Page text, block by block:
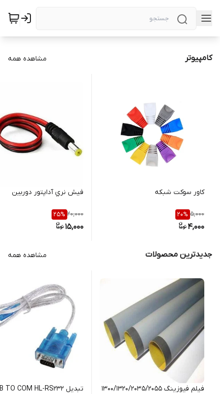
کامپیوتر مشاهده همه
کاور سوکت شبکه
5,000
20%
4,000
فيش نري آداپتور دوربین
20,000
25%
15,000
جدیدترین محصولات مشاهده همه
فيلم فيوزينگ 1300/1320/2035/2055 تبديل USB TO COM HL-RS232